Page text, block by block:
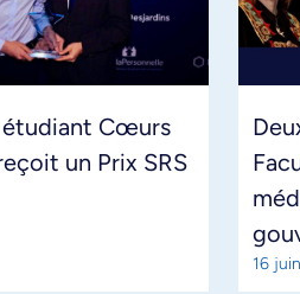
Cœurs
un Prix SRS
16